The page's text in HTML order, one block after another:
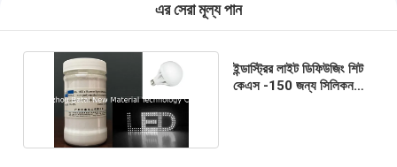
এর সেরা মূল্য পান
ইন্ডাস্ট্রির লাইট ডিফিউজিং শিট
কেএস -150 জন্য সিলিকন